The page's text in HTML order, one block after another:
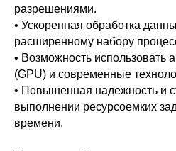
разрешениями.
• Ускоренная обработка
расширенному набору
• Возможность использовать
(GPU) и современные
• Повышенная надежность и
выполнении ресурсоемких
времени.